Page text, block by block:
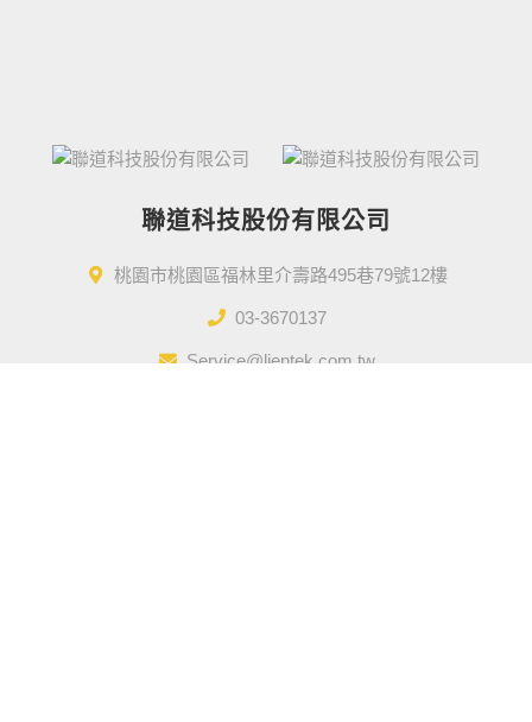
聯道科技股份有限公司
桃園市桃園區福林里介壽路495巷79號12樓
03-3670137
Service@lientek.com.tw